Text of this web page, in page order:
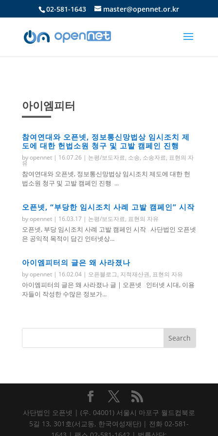
02-581-1643 master@opennet.or.kr
아이엠피터
참여연대와 오픈넷, 정보통신망법상 임시조치 제
도에 대한 헌법소원 청구 및 고발 캠페인 진행
byopennet| 16.07.26| 논평/보도자료, 소송, 소송자료, 표현의 자
유
참여연대와 오픈넷, 정보통신망법상 임시조치 제도에 대한 헌
법소원 청구 및 고발 캠페인 진행 ...
오픈넷, “부당한 임시조치 사례 고발 캠페인” 시작
byopennet| 16.03.17| 논평/보도자료, 표현의 자유
오픈넷, 부당 임시조치 사례 고발 캠페인 시작 사단법인 오픈넷
은 공익적 목적이 담긴 인터넷상...
아이엠피터의 글은 왜 사라졌나
byopennet| 16.02.04| 오픈블로그, 지적재산권, 표현의 자유
아이엠피터의 글은 왜 사라졌나 글 | 오픈넷 인터넷 시대, 이용
자들이 작성한 수많은 정보가...
사단법인 오픈넷 | (우. 04001) 서울시 마포구 월드컵북로
5길 13, 301호(서교동, 한국여성재단) | 전화 02-581-